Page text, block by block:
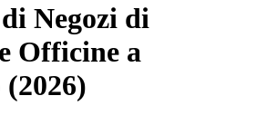
Negozi di
Officine a